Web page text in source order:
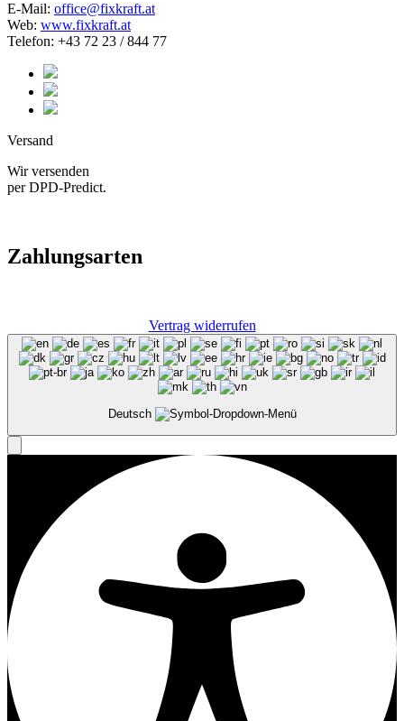
E-Mail: office@fixkraft.at
Web: www.fixkraft.at
Telefon: +43 72 23 / 844 77
Versand
Wir versenden
per DPD-Predict.
Zahlungsarten
Vertrag widerrufen
Deutsch